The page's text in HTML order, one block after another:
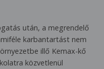
után, a megrendelő
karbantartást nem
illő Kemax-kő
közvetlenül